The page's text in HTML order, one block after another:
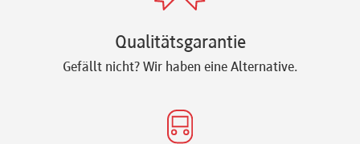
Qualitätsgarantie
Gefällt nicht? Wir haben eine Alternative.